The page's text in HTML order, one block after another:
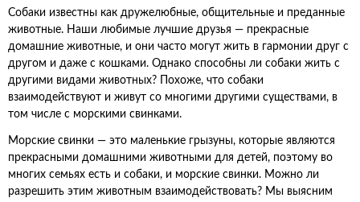
Собаки известны как дружелюбные, общительные и преданные
животные. Наши любимые лучшие друзья — прекрасные
домашние животные, и они часто могут жить в гармонии друг с
другом и даже с кошками. Однако способны ли собаки жить с
другими видами животных? Похоже, что собаки
взаимодействуют и живут со многими другими существами, в
том числе с морскими свинками.
Морские свинки — это маленькие грызуны, которые являются
прекрасными домашними животными для детей, поэтому во
многих семьях есть и собаки, и морские свинки. Можно ли
разрешить этим животным взаимодействовать? Мы выясним